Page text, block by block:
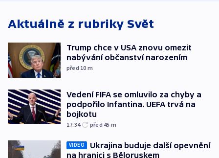
Aktuálně z rubriky Svět
Trump chce v USA znovu omezit
nabývání občanství narozením
před 10 m
Vedení FIFA se omluvilo za chyby a
podpořilo Infantina. UEFA trvá na
bojkotu
17:34 před 45 m
VIDEO
Ukrajina buduje další opevnění
na hranici s Běloruskem